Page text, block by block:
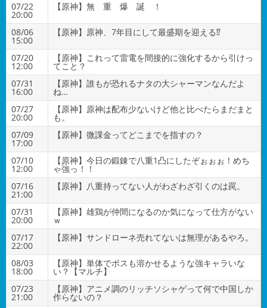
07/22
20:00
【原神】無 重 爆 誕 ！
08/06
15:00
【原神】原神、7年目にして最盛期を迎える⁉
07/20
12:00
【原神】これって雷電を間接的に強化するから引けっ
てこと？
07/31
16:00
【原神】誰もが恐れるナタの大シャーマンなんだよ
ね…
07/27
20:00
【原神】原神は配布少ないけど他と比べたらまだまと
も。
07/09
17:00
【原神】微課金ってどこまでを指すの？
07/10
12:00
【原神】今日の鍛錬で八重1凸にしたぞぉぉぉ！めち
ゃ強っ！！
07/16
21:00
【原神】八重持ってない人がわざわざ引くのは罠。
07/31
20:00
【原神】雄鶏が仲間になるのか気になって仕方がない
ｗ
07/17
22:00
【原神】サンドローネ売れてないは無理があるやろ。
08/03
18:00
【原神】単体でボスも溶かせるような強キャラいな
い？【マルチ】
07/23
21:00
【原神】アニメ調のリッチソシャゲって何で中国しか
作らないの？